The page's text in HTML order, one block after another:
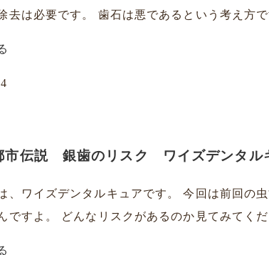
去は必要です。 歯石は悪であるという考え方
市伝説 銀歯のリスク ワイズデンタル
、ワイズデンタルキュアです。 今回は前回の
ですよ。 どんなリスクがあるのか見てみて